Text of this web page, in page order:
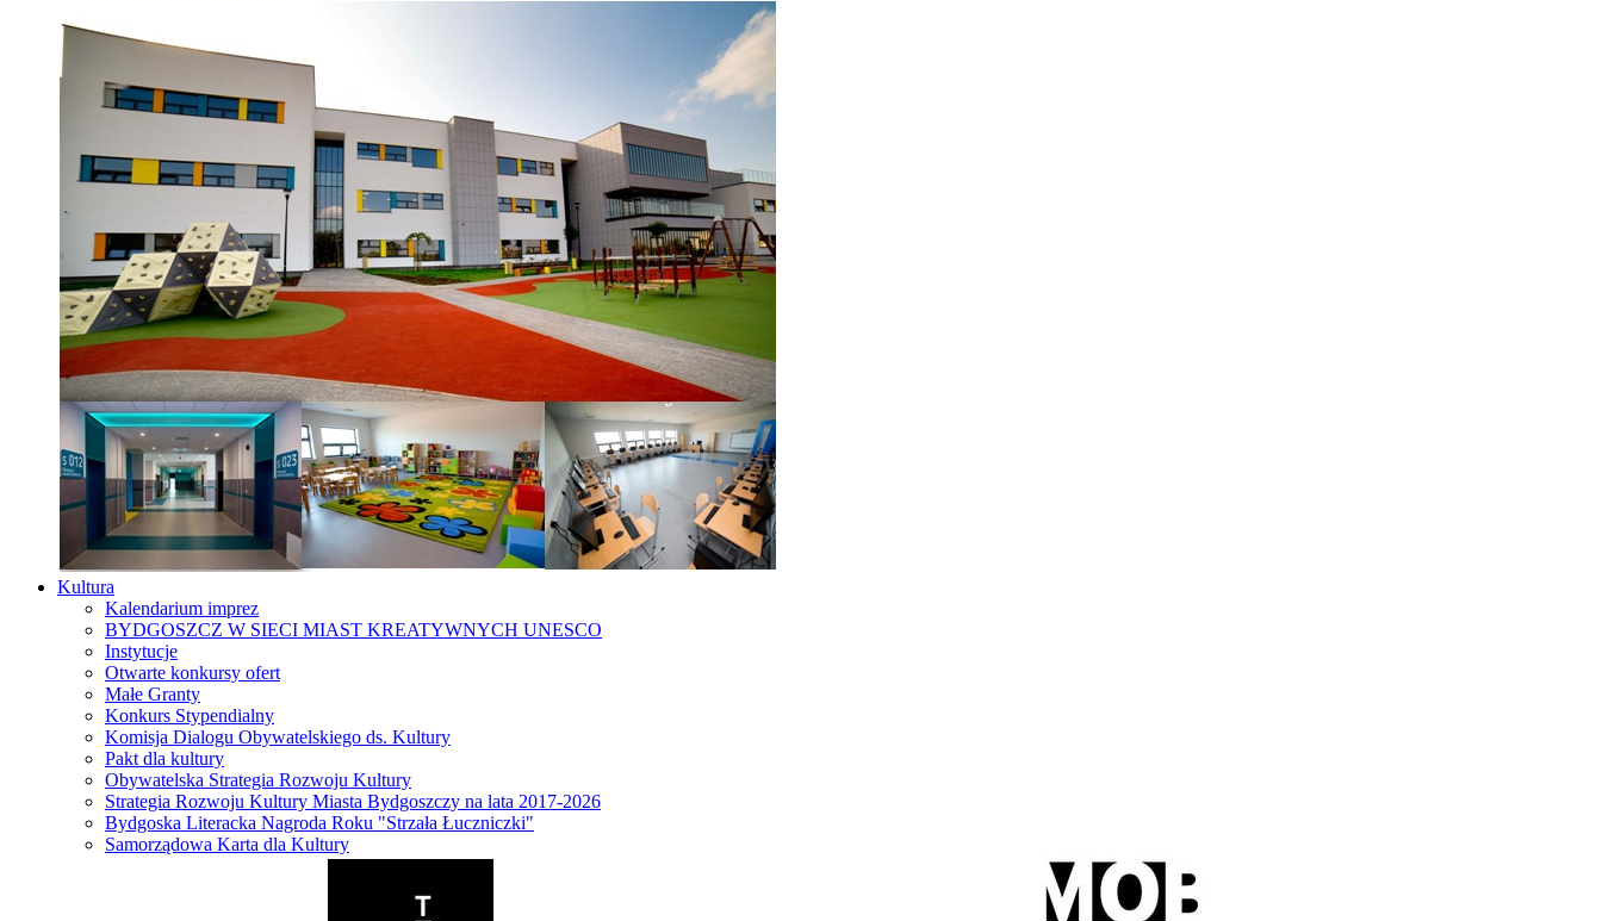
Kultura
Kalendarium imprez
BYDGOSZCZ W SIECI MIAST KREATYWNYCH UNESCO
Instytucje
Otwarte konkursy ofert
Małe Granty
Konkurs Stypendialny
Komisja Dialogu Obywatelskiego ds. Kultury
Pakt dla kultury
Obywatelska Strategia Rozwoju Kultury
Strategia Rozwoju Kultury Miasta Bydgoszczy na lata 2017-2026
Bydgoska Literacka Nagroda Roku "Strzała Łuczniczki"
Samorządowa Karta dla Kultury